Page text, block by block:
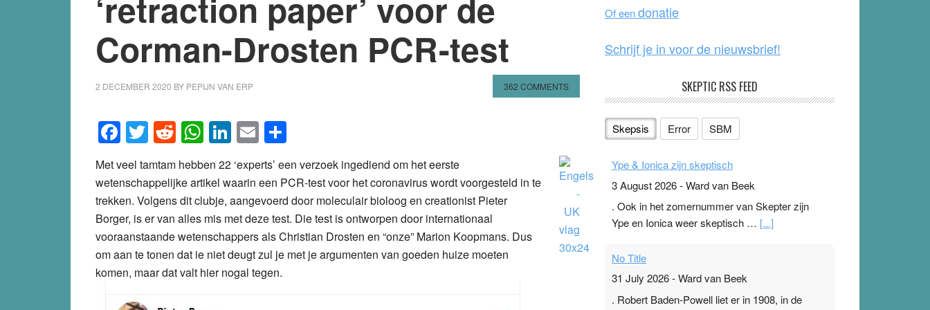
Corman-Drosten PCR-test
2 DECEMBER 2020 BY PEPIJN VAN ERP 362 COMMENTS
Facebook
Twitter
Reddit
WhatsApp
LinkedIn
Email
Met veel tamtam hebben 22 ‘experts’ een verzoek ingediend om het eerste
wetenschappelijke artikel waarin een PCR-test voor het coronavirus wordt voorgesteld in te
trekken. Volgens dit clubje, aangevoerd door moleculair bioloog en creationist Pieter
Borger, is er van alles mis met deze test. Die test is ontworpen door internationaal
vooraanstaande wetenschappers als Christian Drosten en “onze” Marion Koopmans. Dus
om aan te tonen dat ie niet deugt zul je met je argumenten van goeden huize moeten
komen, maar dat valt hier nogal tegen.
k
Of eendonatie
Schrijf je in voor de nieuwsbrief!
SKEPTIC RSS FEED
Skepsis Error SBM
Ype & Ionica zijn skeptisch
3 August 2026-Ward van Beek
. Ook in het zomernummer van Skepter zijn
Ype en Ionica weer skeptisch … [...]
No Title
31 July 2026-Ward van Beek
. Robert Baden-Powell liet er in 1908, in de